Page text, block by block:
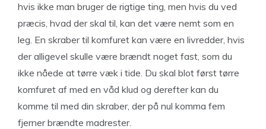
hvis ikke man bruger de rigtige ting, men hvis du ved
præcis, hvad der skal til, kan det være nemt som en
leg. En skraber til komfuret kan være en livredder, hvis
der alligevel skulle være brændt noget fast, som du
ikke nåede at tørre væk i tide. Du skal blot først tørre
komfuret af med en våd klud og derefter kan du
komme til med din skraber, der på nul komma fem
fjerner brændte madrester.